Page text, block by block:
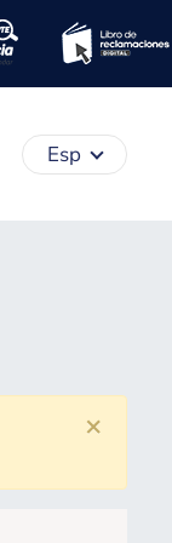
Esp
×